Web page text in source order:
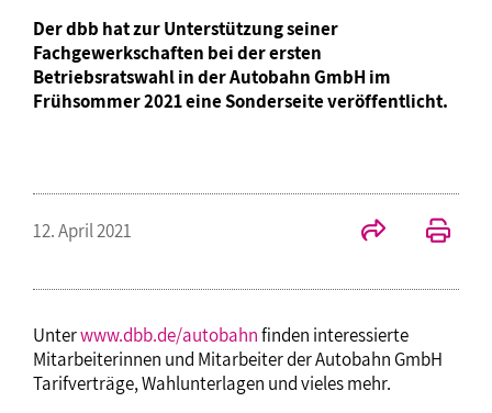
Der dbb hat zur Unterstützung seiner
Fachgewerkschaften bei der ersten
Betriebsratswahl in der Autobahn GmbH im
Frühsommer 2021 eine Sonderseite veröffentlicht.
12. April 2021
Unterwww.dbb.de/autobahnfinden interessierte
Mitarbeiterinnen und Mitarbeiter der Autobahn GmbH
Tarifverträge, Wahlunterlagen und vieles mehr.